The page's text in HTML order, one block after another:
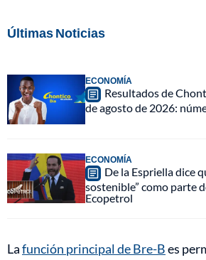
Últimas Noticias
ECONOMÍA
Resultados de
de agosto de 2026:
ECONOMÍA
De la Espriella dice
sostenible” como parte
Ecopetrol
Lafunción principal de Bre-Bes